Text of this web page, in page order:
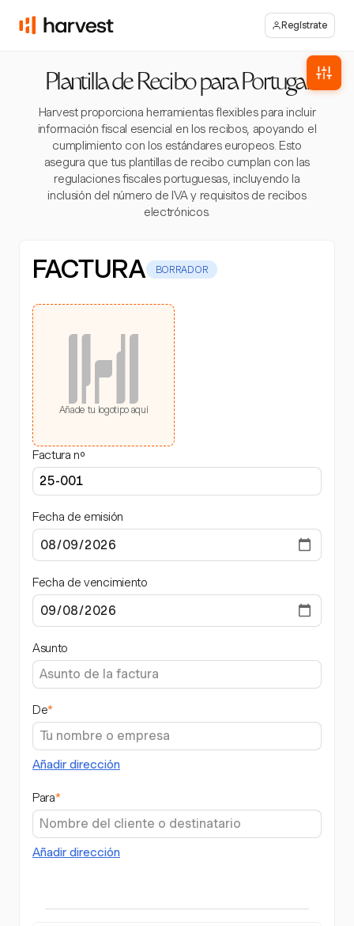
Regístrate
Plantilla de Recibo para Portugal
Harvest proporciona herramientas flexibles para incluir
información fiscal esencial en los recibos, apoyando el
cumplimiento con los estándares europeos. Esto
asegura que tus plantillas de recibo cumplan con las
regulaciones fiscales portuguesas, incluyendo la
inclusión del número de IVA y requisitos de recibos
electrónicos.
FACTURA BORRADOR
Añade tu logotipo aquí
Factura nº
Fecha de emisión
Fecha de vencimiento
Asunto
De*
Añadir dirección
Para*
Añadir dirección